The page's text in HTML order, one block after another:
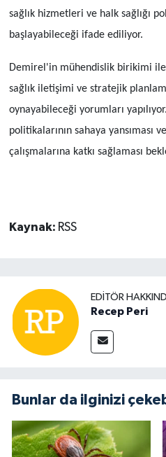
sağlık hizmetleri ve halk sağlığı
başlayabileceği ifade ediliyor.
Demirel'in mühendislik birikimi
sağlık iletişimi ve stratejik
oynayabileceği yorumları
politikalarının sahaya yansıması
çalışmalarına katkı sağlaması
Kaynak: RSS
EDITÖR
Recep Peri
Bunlar da ilginizi